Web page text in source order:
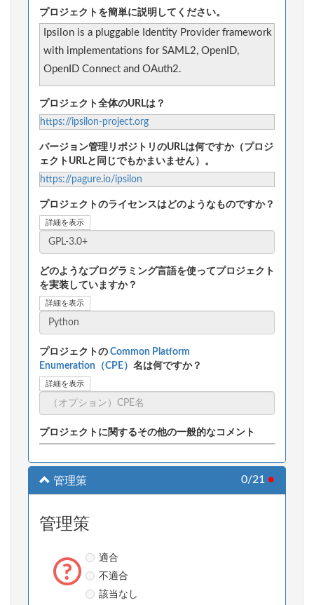
プロジェクトを簡単に説明してください。
Ipsilon is a pluggable Identity Provider framework
with implementations for SAML2, OpenID,
OpenID Connect and OAuth2.
プロジェクト全体のURLは？
https://ipsilon-project.org
バージョン管理リポジトリのURLは何ですか（プロジ
ェクトURLと同じでもかまいません）。
https://pagure.io/ipsilon
プロジェクトのライセンスはどのようなものですか？
詳細を表示
どのようなプログラミング言語を使ってプロジェクト
を実装していますか？
詳細を表示
プロジェクトの Common Platform
Enumeration（CPE） 名は何ですか？
詳細を表示
プロジェクトに関するその他の一般的なコメント
管理策 0/21 ●
管理策
適合
不適合
該当なし